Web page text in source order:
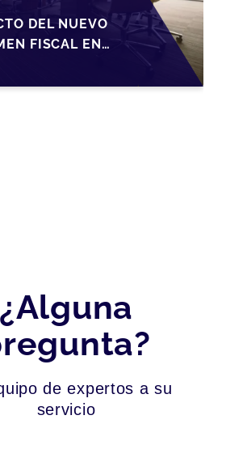
DEL NUEVO
FISCAL EN
EN ESPAÑA
¿Alguna
de expertos a su
servicio